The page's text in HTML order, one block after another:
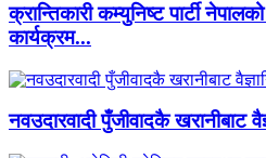
क्रान्तिकारी कम्युनिष्ट पार्टी
कार्यक्रम...
नवउदारवादी पुँजीवादकै खरानीबाट